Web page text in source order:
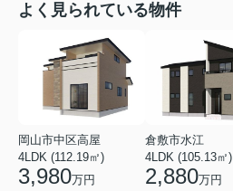
よく見られている物件
岡山市中区高屋
4LDK (112.19㎡)
3,980万円
倉敷市水江
4LDK (105.13㎡)
2,880万円